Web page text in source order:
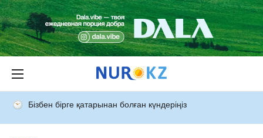
Бізбен бірге қатарынан болған күндеріңіз